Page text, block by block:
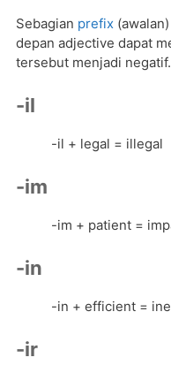
Sebagian prefix
depan adjective dapat
tersebut menjadi negatif.
-il
-il + legal = illegal
-im
-im + patient =
-in
-in + efficient =
-ir